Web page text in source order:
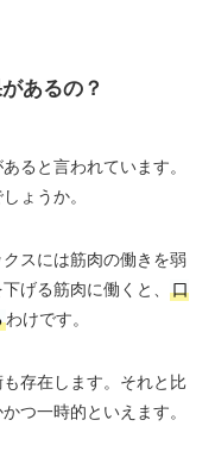
あるの？
ると言われています。
ょうか。
スには筋肉の働きを弱
げる筋肉に働くと、
口
わけです。
存在します。それと比
つ一時的といえます。